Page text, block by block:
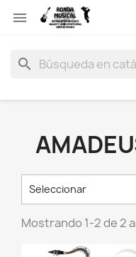

search
Seleccionar
Mostrando 1-2 de 2